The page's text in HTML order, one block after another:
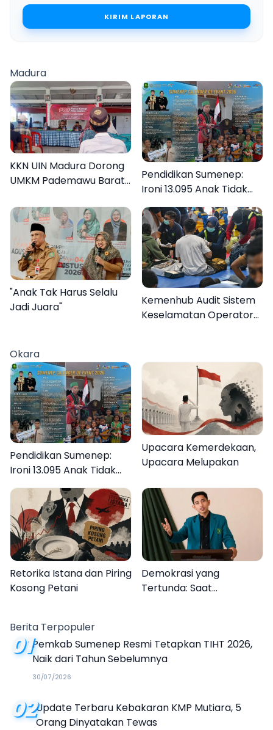
KIRIM LAPORAN
Madura
KKN UIN Madura Dorong
UMKM Pademawu Barat
Pendidikan Sumenep:
Ironi 13.095 Anak Tidak
Sekolah Menyaksikan
Semarak Festival
Kalender Event 2026
"Anak Tak Harus Selalu
Jadi Juara"
Kemenhub Audit Sistem
Keselamatan Operator
Okara
Pendidikan Sumenep:
Ironi 13.095 Anak Tidak
Sekolah Menyaksikan
Semarak Festival
Kalender Event 2026
Upacara Kemerdekaan,
Upacara Melupakan
Retorika Istana dan Piring
Kosong Petani
Demokrasi yang
Tertunda: Saat
Berita Terpopuler
01Pemkab Sumenep Resmi Tetapkan TIHT 2026,
Naik dari Tahun Sebelumnya
30/07/2026
02Update Terbaru Kebakaran KMP Mutiara, 5
Orang Dinyatakan Tewas